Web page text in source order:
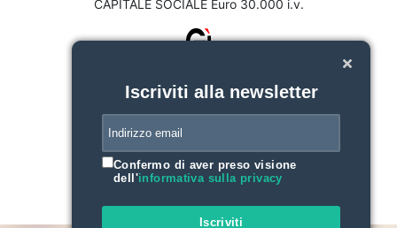
CAPITALE SOCIALE Euro 30.000 i.v.
Iscriviti alla newsletter
Confermo di aver preso visione
dell'informativa sulla privacy
Iscriviti